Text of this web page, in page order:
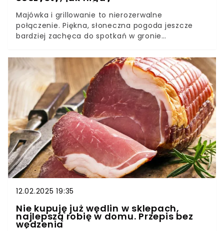
Majówka i grillowanie to nierozerwalne
połączenie. Piękna, słoneczna pogoda jeszcze
bardziej zachęca do spotkań w gronie
prosto z ogniska, czy rusztu. W majówkę
koniecznie przygotuj kurczaka w marynacie,
dzięki której mięso będzie soczyste, jak nigdy.
Goście będą zachwyceni.
12.02.2025 19:35
Nie kupuję już wędlin w sklepach,
najlepszą robię w domu. Przepis bez
wędzenia